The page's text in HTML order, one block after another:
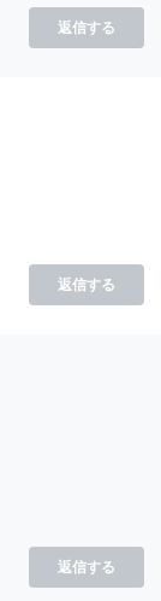
返信する
返信する
返信する